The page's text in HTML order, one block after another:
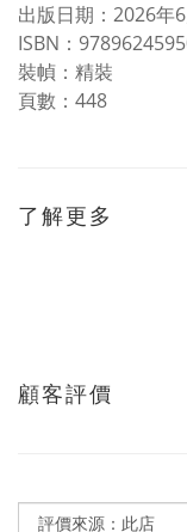
出版日期：2026年
ISBN：
裝幀：精裝
頁數：448
了解更多
顧客評價